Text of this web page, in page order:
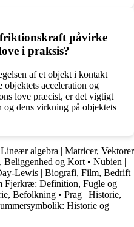
påvirke
i praksis?
af et objekt i kontakt
objektets acceleration og
love præcist, er det vigtigt
dens virkning på objektets
Lineær algebra | Matricer, Vektorer
Beliggenhed og Kort • Nubien |
Lewis | Biografi, Film, Bedrift
Fjerkræ: Definition, Fugle og
Befolkning • Prag | Historie,
Historie og